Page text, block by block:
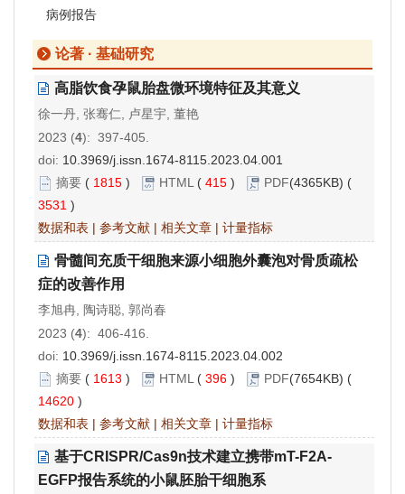
病例报告
论著 · 基础研究
高脂饮食孕鼠胎盘微环境特征及其意义
徐一丹, 张骞仁, 卢星宇, 董艳
2023 (4): 397-405.
doi: 10.3969/j.issn.1674-8115.2023.04.001
摘要 ( 1815 ) HTML ( 415 ) PDF(4365KB) (
3531 )
数据和表 | 参考文献 | 相关文章 | 计量指标
骨髓间充质干细胞来源小细胞外囊泡对骨质疏松
症的改善作用
李旭冉, 陶诗聪, 郭尚春
2023 (4): 406-416.
doi: 10.3969/j.issn.1674-8115.2023.04.002
摘要 ( 1613 ) HTML ( 396 ) PDF(7654KB) (
14620 )
数据和表 | 参考文献 | 相关文章 | 计量指标
基于CRISPR/Cas9n技术建立携带mT-F2A-
EGFP报告系统的小鼠胚胎干细胞系